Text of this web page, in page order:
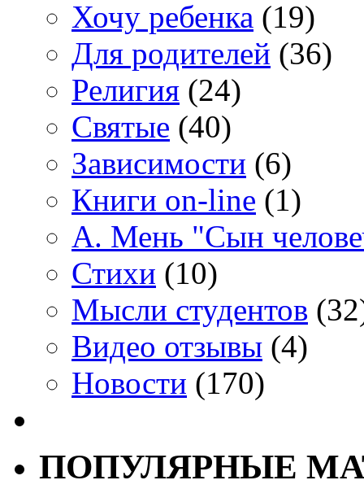
Хочу ребенка (19)
Для родителей (36)
Религия (24)
Святые (40)
Зависимости (6)
Книги on-line (1)
А. Мень "Сын
Стихи (10)
Мысли студентов
Видео отзывы (4)
Новости (170)
ПОПУЛЯРНЫЕ